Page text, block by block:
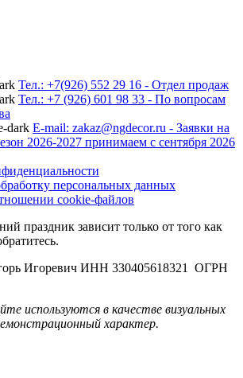
Тел.: +7(926) 552 29 16 - Отдел продаж
Тел.: +7 (926) 601 98 33 - По вопросам
E-mail: zakaz@ngdecor.ru - Заявки на
2026-2027 принимаем с сентября 2026
персональных данных
cookie-файлов
праздник зависит только от того как
Игоревич ИНН 330405618321 ОГРН
используются в качестве визуальных
характер.